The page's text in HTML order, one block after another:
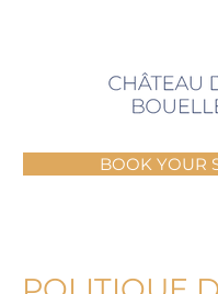
BOOK YOUR